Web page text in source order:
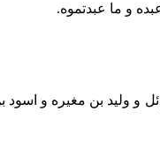
و ما عبدتموه.
و وليد بن مغيره و